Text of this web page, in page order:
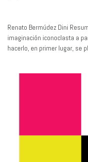
Renato Bermúdez Dini
imaginación iconoclasta a
hacerlo, en primer lugar, se